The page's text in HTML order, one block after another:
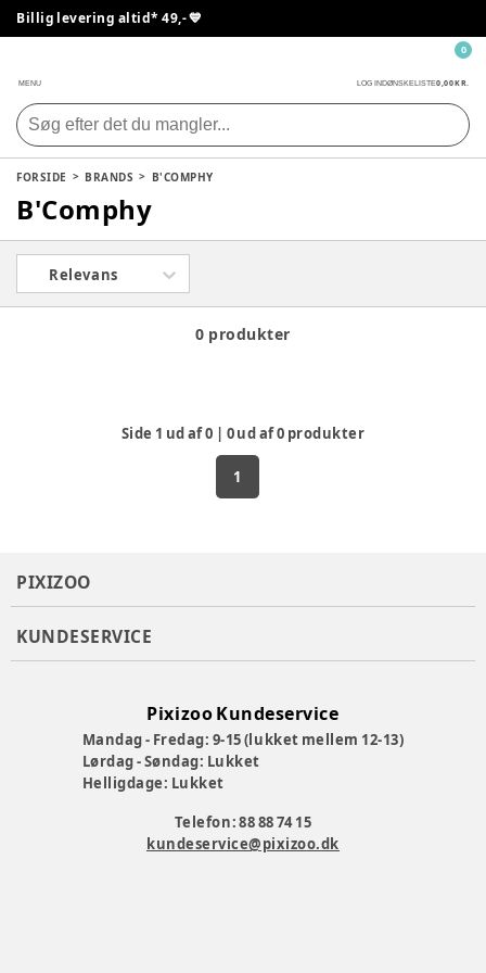
Billig levering altid* 49,- 💙
MENU LOG INDØNSKELISTE0,00 KR.
0
FORSIDE BRANDS B'COMPHY
B'Comphy
Relevans
0 produkter
Side 1 ud af0 | 0ud af0 produkter
1
PIXIZOO
KUNDESERVICE
Pixizoo Kundeservice
Mandag - Fredag: 9-15 (lukket mellem 12-13)
Lørdag - Søndag: Lukket
Helligdage: Lukket
Telefon: 88 88 74 15
kundeservice@pixizoo.dk